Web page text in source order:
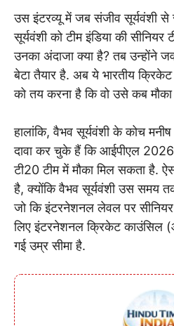
उस इंटरव्यू में जब संजीव सूर्यवंशी से
सूर्यवंशी को टीम इंडिया की
उनका अंदाजा क्या है? तब उन्होंने
बेटा तैयार है. अब ये भारतीय
को तय करना है कि वो उसे कब मौका
हालांकि, वैभव सूर्यवंशी के कोच
दावा कर चुके हैं कि आईपीएल
टी20 टीम में मौका मिल सकता है.
है, क्योंकि वैभव सूर्यवंशी उस समय
जो कि इंटरनेशनल लेवल पर
लिए इंटरनेशनल क्रिकेट काउंसिल
गई उम्र सीमा है.